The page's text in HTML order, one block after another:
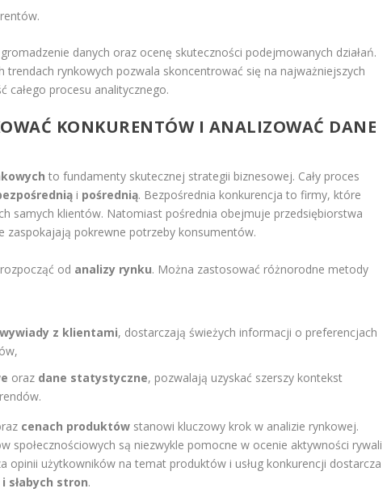
gromadzenie danych oraz ocenę skuteczności podejmowanych działań.
rynkowych pozwala skoncentrować się na najważniejszych
całego procesu analitycznego.
KONKURENTÓW I ANALIZOWAĆ DANE
to fundamenty skutecznej strategii biznesowej. Cały proces
i pośrednią. Bezpośrednia konkurencja to firmy, które
samych klientów. Natomiast pośrednia obejmuje przedsiębiorstwa
pokrewne potrzeby konsumentów.
od analizy rynku. Można zastosować różnorodne metody
wywiady z klientami, dostarczają świeżych informacji o preferencjach
oraz dane statystyczne, pozwalają uzyskać szerszy kontekst
cenach produktów stanowi kluczowy krok w analizie rynkowej.
społecznościowych są niezwykle pomocne w ocenie aktywności rywali
opinii użytkowników na temat produktów i usług konkurencji dostarcza
słabych stron.